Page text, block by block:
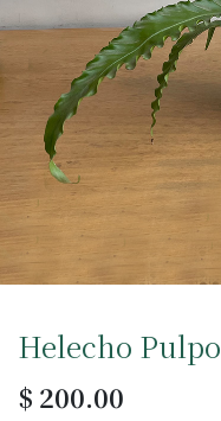
Helecho Pulpo
$ 200.00